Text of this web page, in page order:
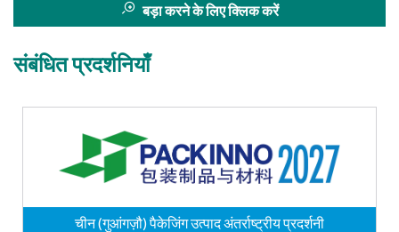
बड़ा करने के लिए क्लिक करें
संबंधित प्रदर्शनियाँ
चीन (गुआंगज़ौ) पैकेजिंग उत्पाद अंतर्राष्ट्रीय प्रदर्शनी